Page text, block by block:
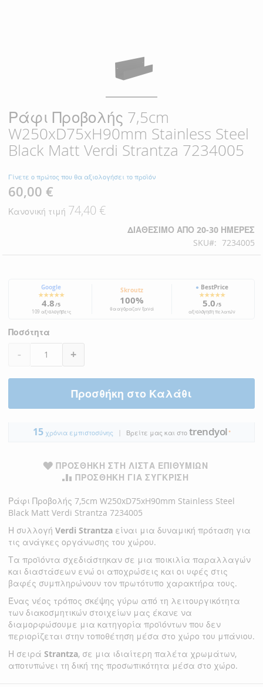
Ράφι Προβολής 7,5cm
W250xD75xH90mm Stainless Steel
Black Matt Verdi Strantza 7234005
Γίνετε ο πρώτος που θα αξιολογήσει το προϊόν
Ειδική
Τιμή
60,00 €
Κανονική τιμή 74,40 €
ΔΙΑΘΈΣΙΜΟ ΑΠΌ 20-30 ΗΜΈΡΕΣ
SKU
7234005
Google
★★★★★
4.8/5
109 αξιολογήσεις
Skroutz
100%
θα αγόραζαν ξανά
● BestPrice
★★★★★
5.0/5
αξιολόγηση πελατών
Ποσότητα
- +
Προσθήκη στο Καλάθι
15χρόνια εμπιστοσύνης | Βρείτε μας και στο trendyol ●
ΠΡΟΣΘΉΚΗ ΣΤΗ ΛΊΣΤΑ ΕΠΙΘΥΜΙΏΝ
ΠΡΟΣΘΉΚΗ ΓΙΑ ΣΎΓΚΡΙΣΗ
Ράφι Προβολής 7,5cm W250xD75xH90mm Stainless Steel
Black Matt Verdi Strantza 7234005
Η συλλογή Verdi Strantza είναι μια δυναμική πρόταση για
τις ανάγκες οργάνωσης του χώρου.
Τα προϊόντα σχεδιάστηκαν σε μια ποικιλία παραλλαγών
και διαστάσεων ενώ οι αποχρώσεις και οι υφές στις
βαφές συμπληρώνουν τον πρωτότυπο χαρακτήρα τους.
Ένας νέος τρόπος σκέψης γύρω από τη λειτουργικότητα
των διακοσμητικών στοιχείων μας έκανε να
διαμορφώσουμε μια κατηγορία προϊόντων που δεν
περιορίζεται στην τοποθέτηση μέσα στο χώρο του μπάνιου.
Η σειρά Strantza, σε μια ιδιαίτερη παλέτα χρωμάτων,
αποτυπώνει τη δική της προσωπικότητα μέσα στο χώρο.